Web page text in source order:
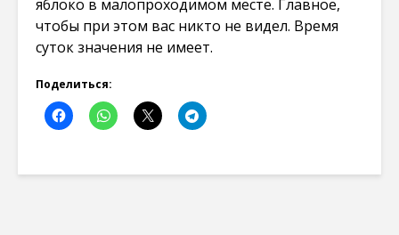
яблоко в малопроходимом месте. Главное,
чтобы при этом вас никто не видел. Время
суток значения не имеет.
Поделиться: